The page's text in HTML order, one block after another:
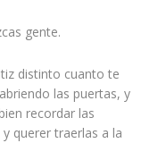
gente.
distinto cuanto te
las puertas, y
recordar las
querer traerlas a la